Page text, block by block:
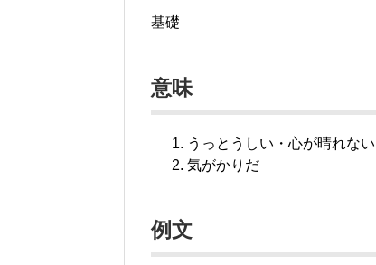
基礎
意味
うっとうしい・心が晴れない
気がかりだ
例文